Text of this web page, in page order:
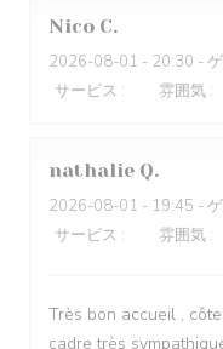
Nico C
2026-08-01 - 20:30 -
サービス : 雰囲気 :
nathalie Q
2026-08-01 - 19:45 -
サービス : 雰囲気 :
Très bon accueil ,
cadre très